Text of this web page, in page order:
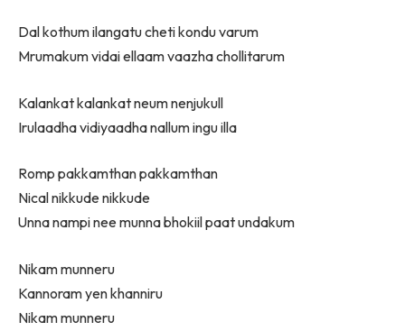
Dal kothum ilangatu cheti kondu varum
Mrumakum vidai ellaam vaazha chollitarum
Kalankat kalankat neum nenjukull
Irulaadha vidiyaadha nallum ingu illa
Romp pakkamthan pakkamthan
Nical nikkude nikkude
Unna nampi nee munna bhokiil paat undakum
Nikam munneru
Kannoram yen khanniru
Nikam munneru